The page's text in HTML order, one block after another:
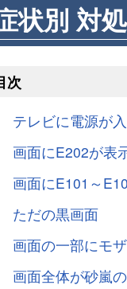
状別 対
次
テレビに電源が
画面にE202が表
画面にE101～
ただの黒画面
画面の一部にモ
画面全体が砂嵐